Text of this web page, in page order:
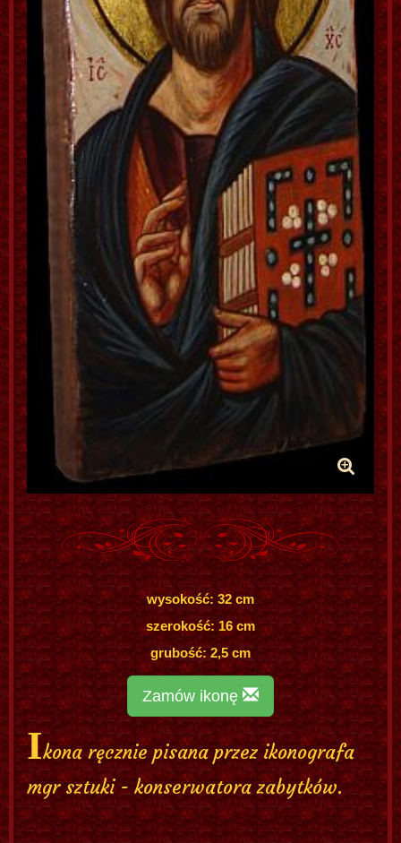
wysokość: 32 cm
szerokość: 16 cm
grubość: 2,5 cm
Zamów ikonę
Ikona ręcznie pisana przez ikonografa
mgr sztuki - konserwatora zabytków.